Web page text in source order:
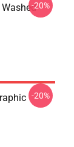
-20%
-20%